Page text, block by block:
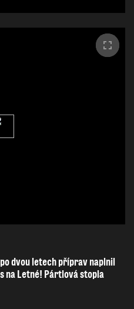
dvou letech příprav naplnil
na Letné! Pártlová stopla